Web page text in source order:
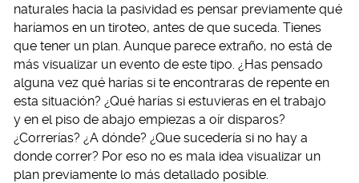
naturales hacia la pasividad es pensar previamente qué
haríamos en un tiroteo, antes de que suceda. Tienes
que tener un plan. Aunque parece extraño, no está de
más visualizar un evento de este tipo. ¿Has pensado
alguna vez qué harías si te encontraras de repente en
esta situación? ¿Qué harías si estuvieras en el trabajo
y en el piso de abajo empiezas a oír disparos?
¿Correrías? ¿A dónde? ¿Que sucedería si no hay a
donde correr? Por eso no es mala idea visualizar un
plan previamente lo más detallado posible.